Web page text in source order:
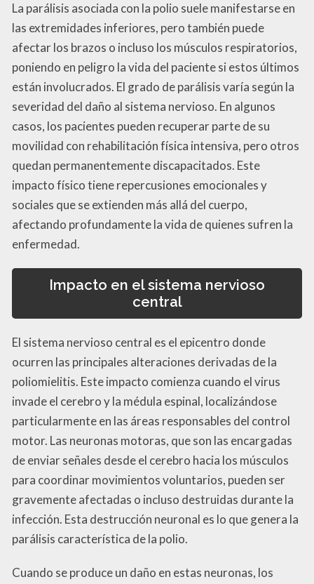
La parálisis asociada con la polio suele manifestarse en
las extremidades inferiores, pero también puede
afectar los brazos o incluso los músculos respiratorios,
poniendo en peligro la vida del paciente si estos últimos
están involucrados. El grado de parálisis varía según la
severidad del daño al sistema nervioso. En algunos
casos, los pacientes pueden recuperar parte de su
movilidad con rehabilitación física intensiva, pero otros
quedan permanentemente discapacitados. Este
impacto físico tiene repercusiones emocionales y
sociales que se extienden más allá del cuerpo,
afectando profundamente la vida de quienes sufren la
enfermedad.
Impacto en el sistema nervioso
central
El sistema nervioso central es el epicentro donde
ocurren las principales alteraciones derivadas de la
poliomielitis. Este impacto comienza cuando el virus
invade el cerebro y la médula espinal, localizándose
particularmente en las áreas responsables del control
motor. Las neuronas motoras, que son las encargadas
de enviar señales desde el cerebro hacia los músculos
para coordinar movimientos voluntarios, pueden ser
gravemente afectadas o incluso destruidas durante la
infección. Esta destrucción neuronal es lo que genera la
parálisis característica de la polio.
Cuando se produce un daño en estas neuronas, los